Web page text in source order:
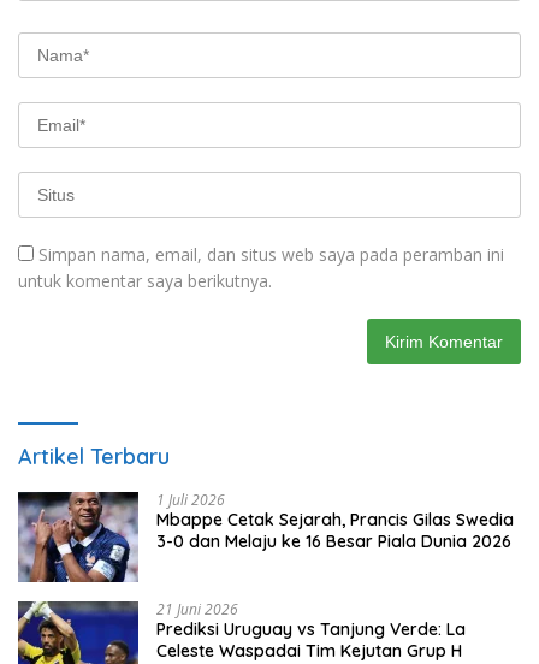
Simpan nama, email, dan situs web saya pada peramban ini
untuk komentar saya berikutnya.
Artikel Terbaru
1 Juli 2026
Mbappe Cetak Sejarah, Prancis Gilas Swedia
3-0 dan Melaju ke 16 Besar Piala Dunia 2026
21 Juni 2026
Prediksi Uruguay vs Tanjung Verde: La
Celeste Waspadai Tim Kejutan Grup H